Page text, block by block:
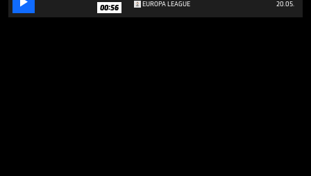
00:56 EUROPA LEAGUE 20.05.